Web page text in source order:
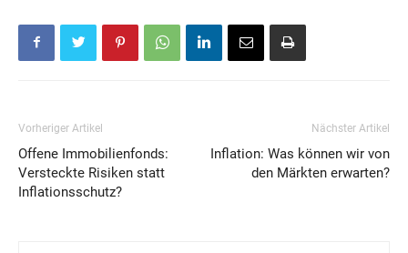
Vorheriger Artikel
Offene Immobilienfonds:
Versteckte Risiken statt
Inflationsschutz?
Nächster Artikel
Inflation: Was können wir von
den Märkten erwarten?